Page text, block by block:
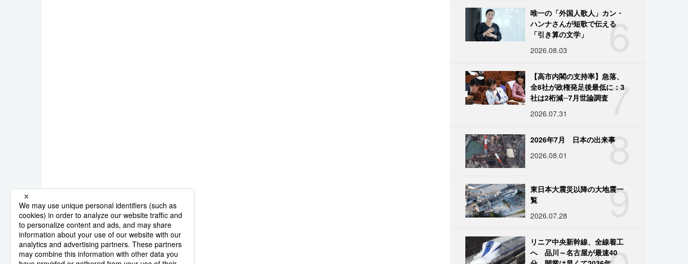
6
唯一の「外国人歌人」カン・
ハンナさんが短歌で伝える
「引き算の文学」
2026.08.03
7
【高市内閣の支持率】急落、
全8社が政権発足後最低に：3
社は2桁減─7月世論調査
2026.07.31
8
2026年7月 日本の出来事
2026.08.01
9
東日本大震災以降の大地震一
覧
2026.07.28
リニア中央新幹線、全線着工
へ 品川～名古屋が最速40